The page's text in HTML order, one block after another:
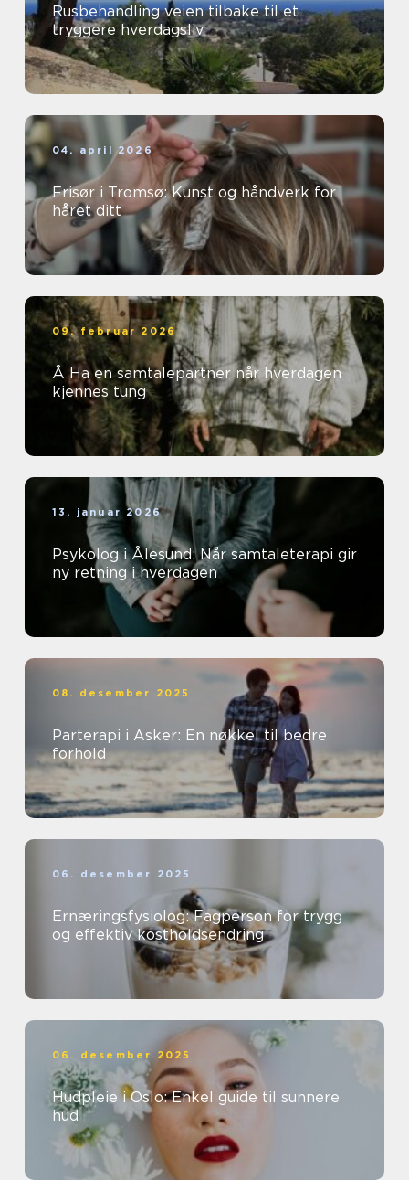
Rusbehandling veien tilbake til et
tryggere hverdagsliv
04. april 2026
Frisør i Tromsø: Kunst og håndverk for
håret ditt
09. februar 2026
Å Ha en samtalepartner når hverdagen
kjennes tung
13. januar 2026
Psykolog i Ålesund: Når samtaleterapi gir
ny retning i hverdagen
08. desember 2025
Parterapi i Asker: En nøkkel til bedre
forhold
06. desember 2025
Ernæringsfysiolog: Fagperson for trygg
og effektiv kostholdsendring
06. desember 2025
Hudpleie i Oslo: Enkel guide til sunnere
hud